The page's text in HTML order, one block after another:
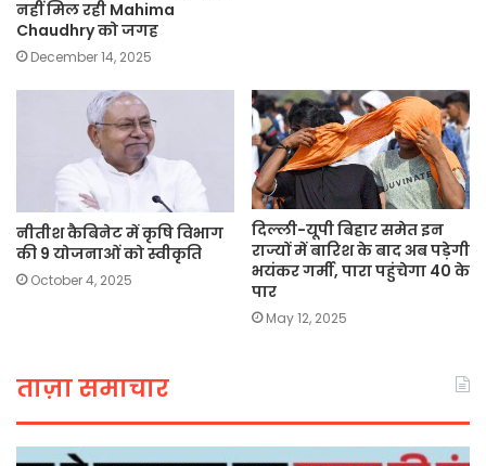
नहीं मिल रही Mahima
Chaudhry को जगह
December 14, 2025
नीतीश कैबिनेट में कृषि विभाग
की 9 योजनाओं को स्वीकृति
October 4, 2025
दिल्ली-यूपी बिहार समेत इन
राज्यों में बारिश के बाद अब पड़ेगी
भयंकर गर्मी, पारा पहुंचेगा 40 के
पार
May 12, 2025
ताज़ा समाचार